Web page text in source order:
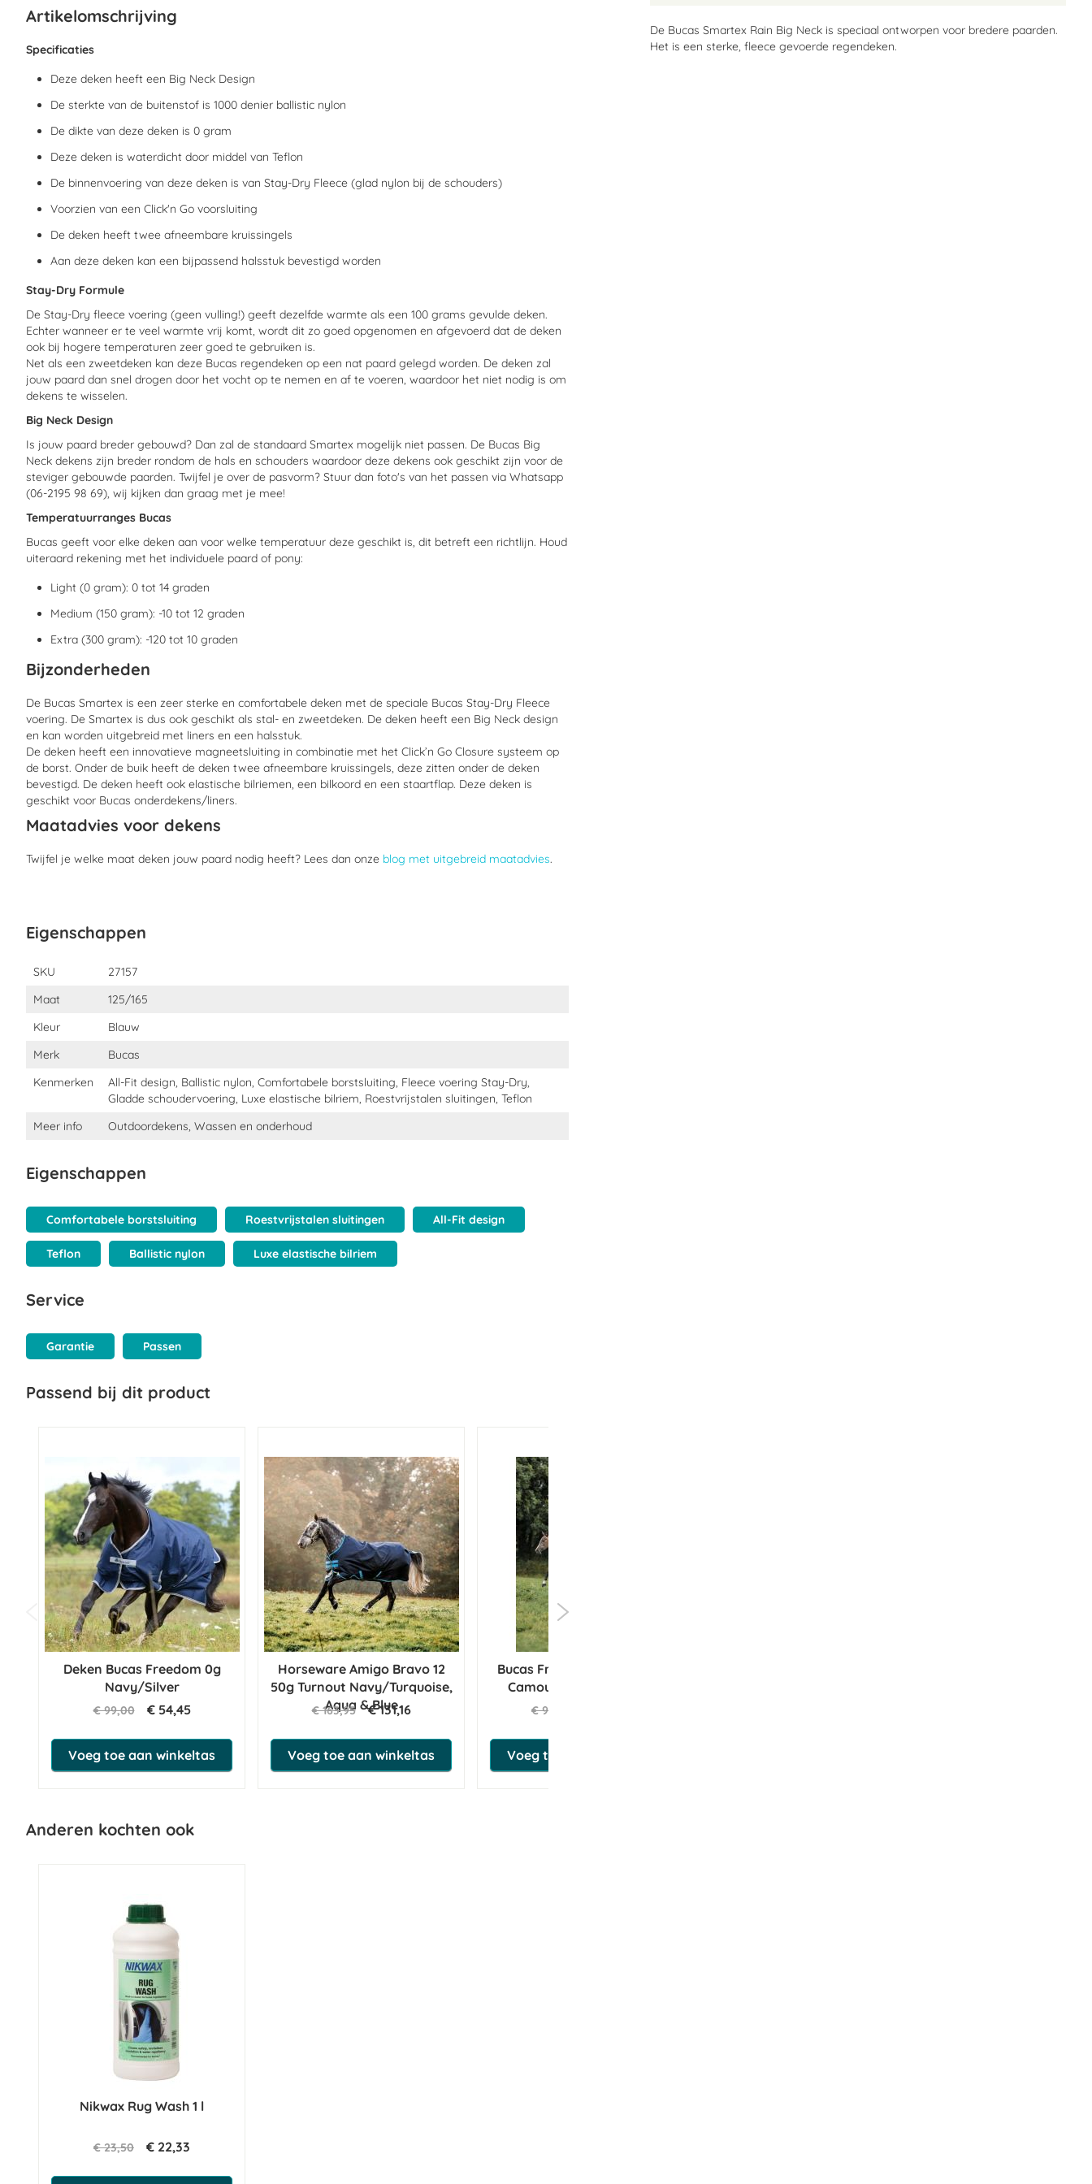
De Bucas Smartex Rain Big Neck is speciaal ontworpen voor bredere paarden.
Het is een sterke, fleece gevoerde regendeken.
van
afbeeldingen-
Artikelomschrijving
Specificaties
Deze deken heeft een Big Neck Design
De sterkte van de buitenstof is 1000 denier ballistic nylon
De dikte van deze deken is 0 gram
Deze deken is waterdicht door middel van Teflon
De binnenvoering van deze deken is van Stay-Dry Fleece (glad nylon bij de schouders)
Voorzien van een Click'n Go voorsluiting
De deken heeft twee afneembare kruissingels
Aan deze deken kan een bijpassend halsstuk bevestigd worden
Stay-Dry Formule
De Stay-Dry fleece voering (geen vulling!) geeft dezelfde warmte als een 100 grams gevulde deken.
Echter wanneer er te veel warmte vrij komt, wordt dit zo goed opgenomen en afgevoerd dat de deken
ook bij hogere temperaturen zeer goed te gebruiken is.
Net als een zweetdeken kan deze Bucas regendeken op een nat paard gelegd worden. De deken zal
jouw paard dan snel drogen door het vocht op te nemen en af te voeren, waardoor het niet nodig is om
dekens te wisselen.
Big Neck Design
Is jouw paard breder gebouwd? Dan zal de standaard Smartex mogelijk niet passen. De Bucas Big
Neck dekens zijn breder rondom de hals en schouders waardoor deze dekens ook geschikt zijn voor de
steviger gebouwde paarden. Twijfel je over de pasvorm? Stuur dan foto's van het passen via Whatsapp
(06-2195 98 69), wij kijken dan graag met je mee!
Temperatuurranges Bucas
Bucas geeft voor elke deken aan voor welke temperatuur deze geschikt is, dit betreft een richtlijn. Houd
uiteraard rekening met het individuele paard of pony:
Light (0 gram): 0 tot 14 graden
Medium (150 gram): -10 tot 12 graden
Extra (300 gram): -120 tot 10 graden
Bijzonderheden
De Bucas Smartex is een zeer sterke en comfortabele deken met de speciale Bucas Stay-Dry Fleece
voering. De Smartex is dus ook geschikt als stal- en zweetdeken. De deken heeft een Big Neck design
en kan worden uitgebreid met liners en een halsstuk.
De deken heeft een innovatieve magneetsluiting in combinatie met het Click’n Go Closure systeem op
de borst. Onder de buik heeft de deken twee afneembare kruissingels, deze zitten onder de deken
bevestigd. De deken heeft ook elastische bilriemen, een bilkoord en een staartflap. Deze deken is
geschikt voor Bucas onderdekens/liners.
Maatadvies voor dekens
Twijfel je welke maat deken jouw paard nodig heeft? Lees dan onze blog met uitgebreid maatadvies.
Eigenschappen
Eigenschappen
SKU
27157
Maat
125/165
Kleur
Blauw
Merk
Bucas
Kenmerken
All-Fit design, Ballistic nylon, Comfortabele borstsluiting, Fleece voering Stay-Dry,
Gladde schoudervoering, Luxe elastische bilriem, Roestvrijstalen sluitingen, Teflon
Meer info
Outdoordekens, Wassen en onderhoud
Eigenschappen
Comfortabele borstsluiting Roestvrijstalen sluitingen All-Fit design
Teflon Ballistic nylon Luxe elastische bilriem
Service
Garantie Passen
Passend bij dit product
Deken Bucas Freedom 0g
Navy/Silver
€ 99,00 € 54,45
Voeg toe aan winkeltas
Horseware Amigo Bravo 12
50g Turnout Navy/Turquoise,
Aqua & Blue
€ 163,95 € 131,16
Voeg toe aan winkeltas
Bucas Freedom Turnout 0g
Camouflage Pink/Navy
€ 99,00
Voeg toe aan winkeltas
Anderen kochten ook
Nikwax Rug Wash 1 l
€ 23,50 € 22,33